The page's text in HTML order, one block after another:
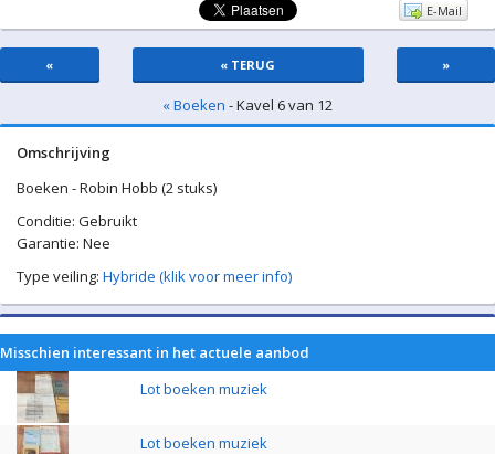
E-Mail
« « TERUG »
« Boeken - Kavel 6 van 12
Omschrijving
Boeken - Robin Hobb (2 stuks)
Conditie: Gebruikt
Garantie: Nee
Type veiling: Hybride (klik voor meer info)
Misschien interessant in het actuele aanbod
Lot boeken muziek
Lot boeken muziek